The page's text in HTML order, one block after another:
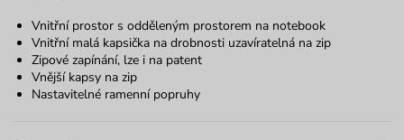
Vnitřní prostor s odděleným prostorem na notebook
Vnitřní malá kapsička na drobnosti uzavíratelná na zip
Zipové zapínání, lze i na patent
Vnější kapsy na zip
Nastavitelné ramenní popruhy